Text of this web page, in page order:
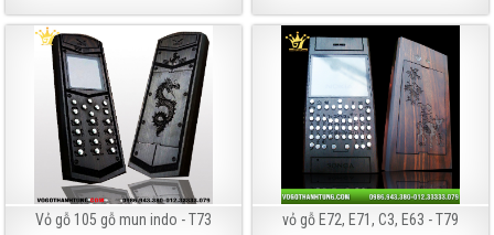
Vỏ gỗ 105 gỗ mun indo - T73 vỏ gỗ E72, E71, C3, E63 - T79